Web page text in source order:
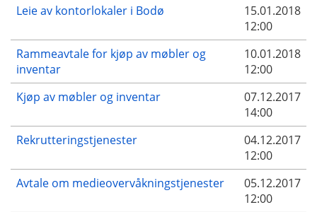
Leie av kontorlokaler i Bodø
15.01.2018
12:00
Rammeavtale for kjøp av møbler og
inventar
10.01.2018
12:00
Kjøp av møbler og inventar
07.12.2017
14:00
Rekrutteringstjenester
04.12.2017
12:00
Avtale om medieovervåkningstjenester
05.12.2017
12:00